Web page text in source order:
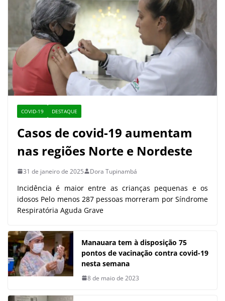
COVID-19 DESTAQUE
Casos de covid-19 aumentam
nas regiões Norte e Nordeste
31 de janeiro de 2025 Dora Tupinambá
Incidência é maior entre as crianças pequenas e os
idosos Pelo menos 287 pessoas morreram por Síndrome
Respiratória Aguda Grave
Manauara tem à disposição 75
pontos de vacinação contra covid-19
nesta semana
8 de maio de 2023